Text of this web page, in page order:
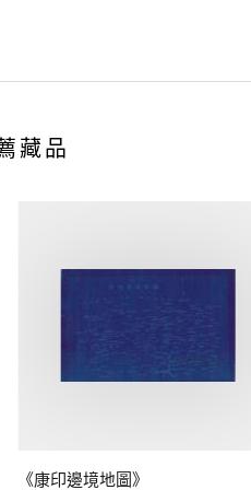
藏品
《康印邊境地圖》